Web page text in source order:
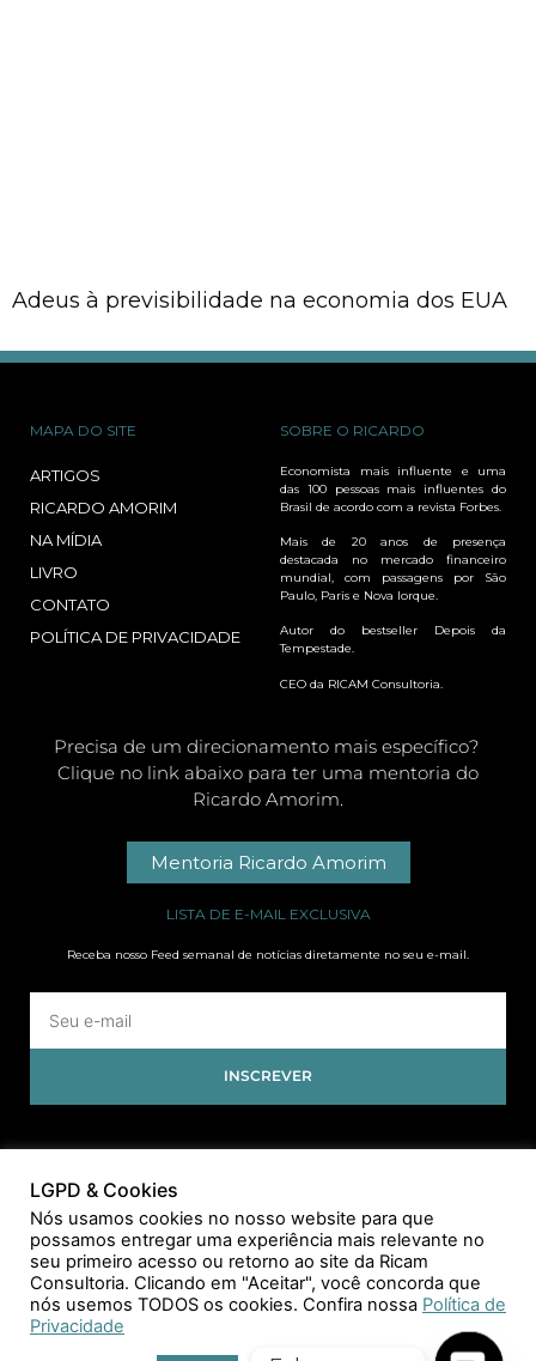
Adeus à previsibilidade na economia dos EUA
MAPA DO SITE
ARTIGOS
RICARDO AMORIM
NA MÍDIA
LIVRO
CONTATO
POLÍTICA DE PRIVACIDADE
SOBRE O RICARDO
Economista mais influente e uma
das 100 pessoas mais influentes do
Brasil de acordo com a revista Forbes.
Mais de 20 anos de presença
destacada no mercado financeiro
mundial, com passagens por São
Paulo, Paris e Nova Iorque.
Autor do bestseller Depois da
Tempestade.
CEO da RICAM Consultoria.
Precisa de um direcionamento mais específico?
Clique no link abaixo para ter uma mentoria do
Ricardo Amorim.
Mentoria Ricardo Amorim
LISTA DE E-MAIL EXCLUSIVA
Receba nosso Feed semanal de notícias diretamente no seu e-mail.
INSCREVER
LGPD & Cookies
Nós usamos cookies no nosso website para que
possamos entregar uma experiência mais relevante no
seu primeiro acesso ou retorno ao site da Ricam
Consultoria. Clicando em "Aceitar", você concorda que
nós usemos TODOS os cookies. Confira nossa Política de
Privacidade